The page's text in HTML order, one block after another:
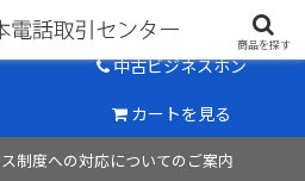
ホン販売のパイオニア
中古ビジネスホン
カートを見る
制度への対応についてのご案内
商品を探す